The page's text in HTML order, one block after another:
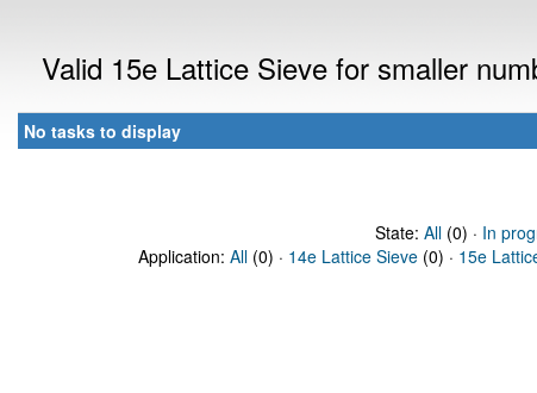
Valid 15e Lattice Sieve for smaller
No tasks to display
State: All(0) · In
Application: All (0) · 14e Lattice Sieve (0) · 15e